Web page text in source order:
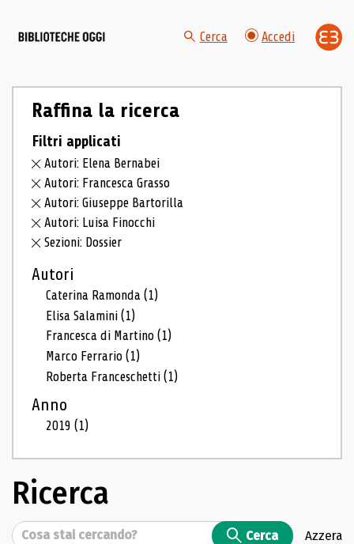
Cerca Accedi
Raffina la ricerca
Filtri applicati
Autori: Elena Bernabei
Autori: Francesca Grasso
Autori: Giuseppe Bartorilla
Autori: Luisa Finocchi
Sezioni: Dossier
Autori
Caterina Ramonda(1)
Elisa Salamini(1)
Francesca di Martino(1)
Marco Ferrario(1)
Roberta Franceschetti(1)
Anno
2019(1)
Ricerca
Cerca Cerca Azzera